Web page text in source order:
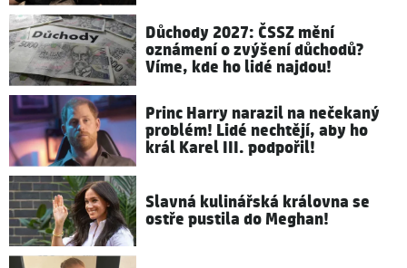
Důchody 2027: ČSSZ mění
oznámení o zvýšení důchodů?
Víme, kde ho lidé najdou!
Princ Harry narazil na nečekaný
problém! Lidé nechtějí, aby ho
král Karel III. podpořil!
Slavná kulinářská královna se
ostře pustila do Meghan!